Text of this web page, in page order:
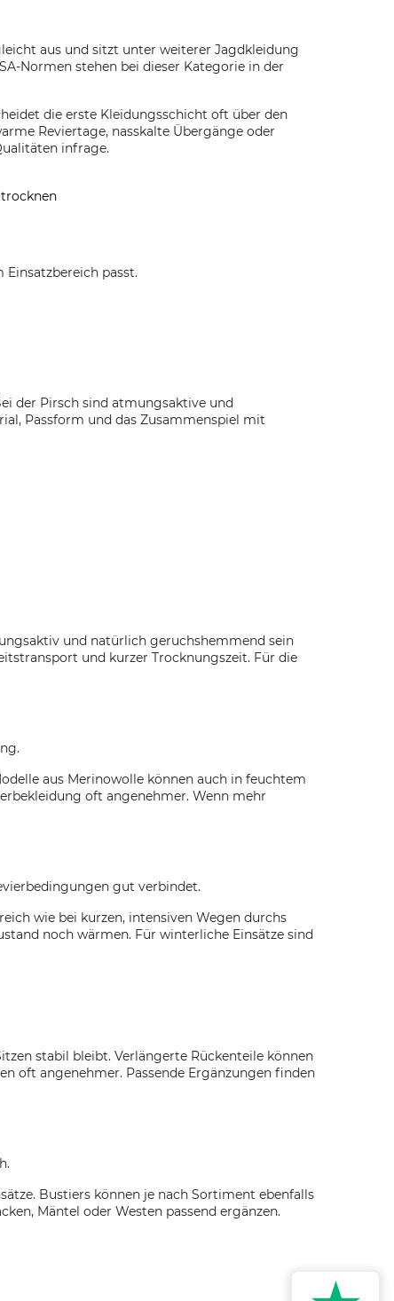
aus und sitzt unter weiterer Jagdkleidung
Normen stehen bei dieser Kategorie in der
die erste Kleidungsschicht oft über den
Reviertage, nasskalte Übergänge oder
infrage.
passt.
der Pirsch sind atmungsaktive und
Passform und das Zusammenspiel mit
und natürlich geruchshemmend sein
und kurzer Trocknungszeit. Für die
aus Merinowolle können auch in feuchtem
oft angenehmer. Wenn mehr
gut verbindet.
wie bei kurzen, intensiven Wegen durchs
noch wärmen. Für winterliche Einsätze sind
stabil bleibt. Verlängerte Rückenteile können
oft angenehmer. Passende Ergänzungen finden
Bustiers können je nach Sortiment ebenfalls
Mäntel oder Westen passend ergänzen.